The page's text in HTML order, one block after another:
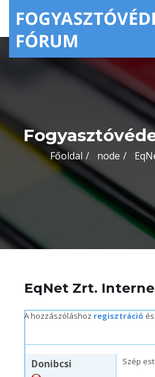
Főoldal node
EqNet Zrt.
A hozzászóláshoz regisztráció és
Donibcsi
Szép